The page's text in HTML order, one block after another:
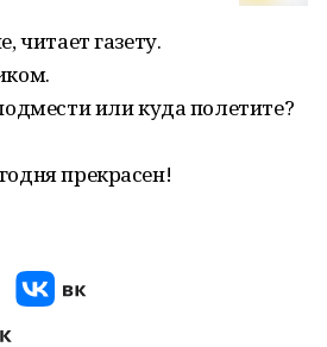
читает газету.
или куда полетите?
прекрасен!